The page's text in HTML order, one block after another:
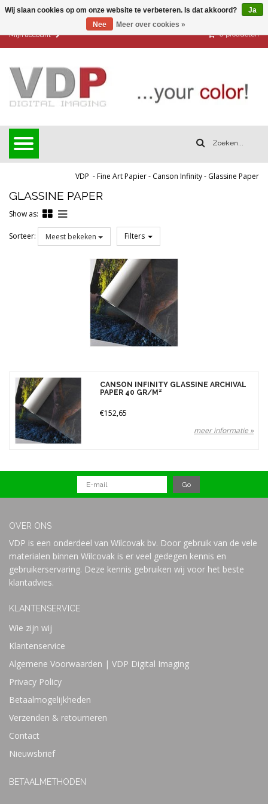
Mijn account 0 producten
VDP -Fine Art Papier- Canson Infinity- Glassine Paper
GLASSINE PAPER
Show as:
Sorteer: Meest bekeken Filters
CANSON INFINITY GLASSINE ARCHIVAL
PAPER 40 GR/M²
€152,65
meer informatie »
OVER ONS
VDP is een onderdeel van Wilcovak bv. Door gebruik van de vele
materialen binnen Wilcovak is er veel gedegen kennis en
gebruikerservaring. Deze kennis gebruiken wij voor het beste
klantadvies.
KLANTENSERVICE
Wie zijn wij
Klantenservice
Algemene Voorwaarden | VDP Digital Imaging
Privacy Policy
Betaalmogelijkheden
Verzenden & retourneren
Contact
Nieuwsbrief
BETAALMETHODEN
Wij slaan cookies op om onze website te verbeteren. Is dat akkoord?
Ja
Nee
Meer over cookies »